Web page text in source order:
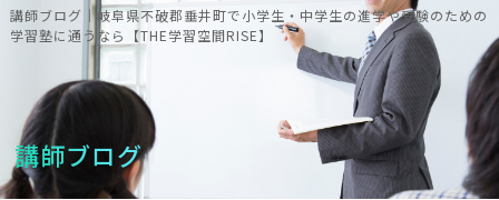
講師ブログ｜岐阜県不破郡垂井町で小学生・中学生の進学や受験のための
学習塾に通うなら【THE学習空間RISE】
講師ブログ